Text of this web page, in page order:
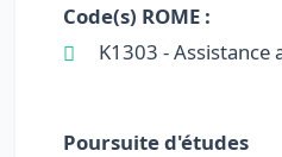
Code(s) ROME :
K1303 -
Poursuite d'études